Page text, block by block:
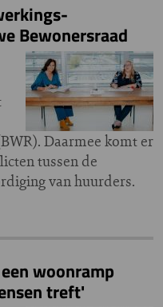
Bewonersraad
Daarmee komt er
tussen de
van huurders.
woonramp
treft'